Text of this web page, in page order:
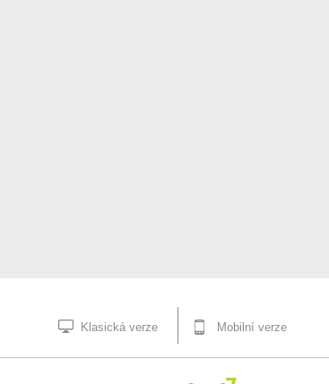
Klasická verze Mobilní verze